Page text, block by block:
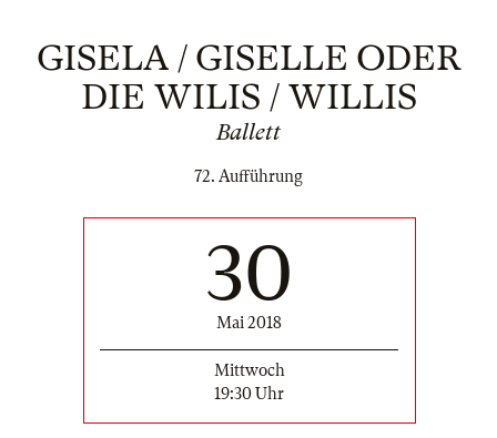
GISELA / GISELLE ODER
DIE WILIS / WILLIS
Ballett
72. Aufführung
30
Mai 2018
Mittwoch
19:30 Uhr